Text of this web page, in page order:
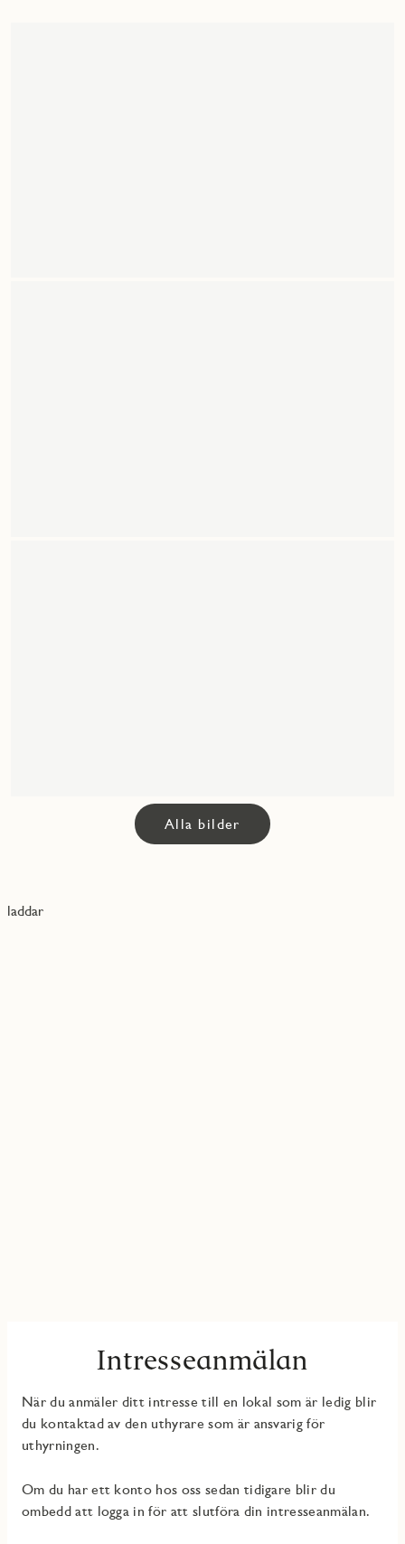
Alla bilder
laddar
Intresseanmälan
När du anmäler ditt intresse till en lokal som är ledig blir
du kontaktad av den uthyrare som är ansvarig för
uthyrningen.
Om du har ett konto hos oss sedan tidigare blir du
ombedd att logga in för att slutföra din intresseanmälan.